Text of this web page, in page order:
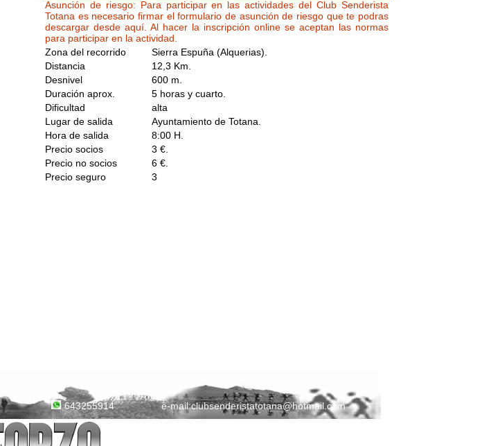
Asunción de riesgo: Para participar en las actividades del Club Senderista
Totana es necesario firmar el formulario de asunción de riesgo que te podras
descargar desde aquí. Al hacer la inscripción online se aceptan las normas
para participar en la actividad.
Zona del recorrido
Sierra Espuña (Alquerias).
Distancia
12,3 Km.
Desnivel
600 m.
Duración aprox.
5 horas y cuarto.
Dificultad
alta
Lugar de salida
Ayuntamiento de Totana.
Hora de salida
8:00 H.
Precio socios
3 €.
Precio no socios
6 €.
Precio seguro
3
643255914 e-mail:clubsenderistatotana@hotmail.com